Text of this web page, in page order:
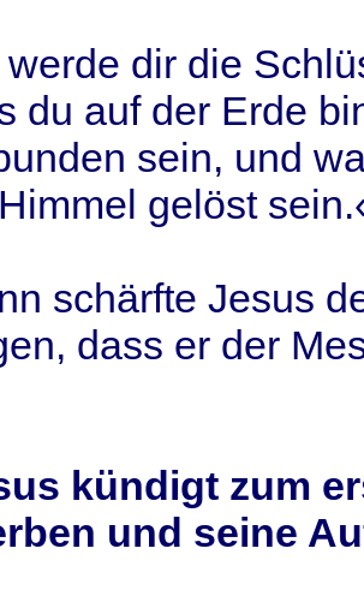
werde dir die
du auf der Erde
sein, und
Himmel gelöst sein
schärfte Jesus
, dass er der
kündigt zum
und seine